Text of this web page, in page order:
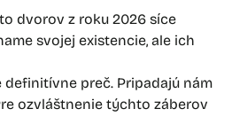
dvorov z roku 2026 síce
svojej existencie, ale ich
preč. Pripadajú nám
ozvláštnenie týchto záberov